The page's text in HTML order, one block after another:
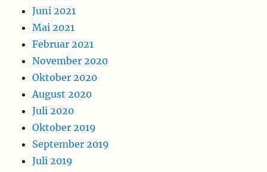
Juni 2021
Mai 2021
Februar 2021
November 2020
Oktober 2020
August 2020
Juli 2020
Oktober 2019
September 2019
Juli 2019